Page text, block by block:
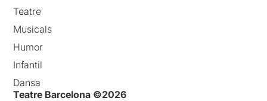
Teatre
Musicals
Humor
Infantil
Dansa
Teatre Barcelona ©2026